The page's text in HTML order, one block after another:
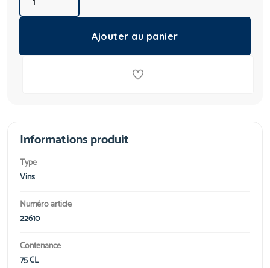
Ajouter au panier
Informations produit
Type
Vins
Numéro article
22610
Contenance
75 CL